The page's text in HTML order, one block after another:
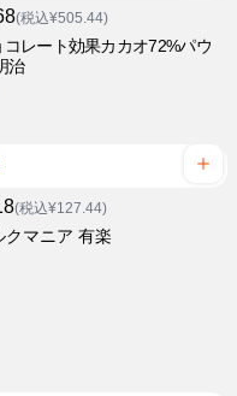
(税込¥505.44)
コレート効果カカオ72%パウ
治
(税込¥127.44)
クマニア 有楽